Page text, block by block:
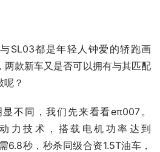
SL03都是年轻人钟爱的轿跑画
两款新车又是否可以拥有与其匹配
？
不同，我们先来看看eπ007。
力技术，搭载电机功率达到
6.8秒，秒杀同级合资1.5T油车，